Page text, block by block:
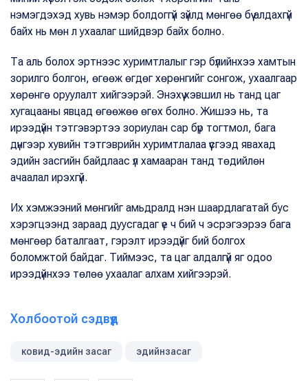
нэмэгдэхэд хувь нэмэр болдоггүй зүйлд мөнгөө бүү алдахгүй
байх нь мөн л ухаалаг шийдвэр байх болно.
Та аль болох эртнээс хуримтлалыг гэр бүлийнхээ хамтын
зорилго болгон, өгөөж өгдөг хөрөнгийг сонгож, ухаалгаар
хөрөнгө оруулалт хийгээрэй. Энэхүү хэвшил нь танд цаг
хугацааны явцад өгөөжөө өгөх болно. Жишээ нь, та
ирээдүйн тэтгэвэртээ зориулан сар бүр тогтмол, бага
дүнгээр хувийн тэтгэврийн хуримтлалаа үүсгээд явахад
эдийн засгийн байдлаас үл хамааран танд төдийлөн
ачаалал ирэхгүй.
Их хэмжээний мөнгийг амьдралд нэн шаардлагатай бус
хэрэгцээнд зараад дуусгадаг үе ч бий ч эсрэгээрээ бага
мөнгөөр баталгаат, гэрэлт ирээдүйг бий болгох
боломжтой байдаг. Тиймээс, та цаг алдалгүй яг одоо
ирээдүйнхээ төлөө ухаалаг алхам хийгээрэй.
Холбоотой сэдвүүд
ковид-эдийн засаг эдийнзасаг